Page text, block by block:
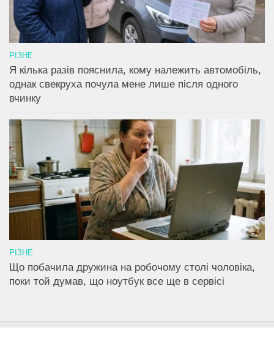
РІЗНЕ
Я кілька разів пояснила, кому належить автомобіль,
однак свекруха почула мене лише після одного
вчинку
РІЗНЕ
Що побачила дружина на робочому столі чоловіка,
поки той думав, що ноутбук все ще в сервісі